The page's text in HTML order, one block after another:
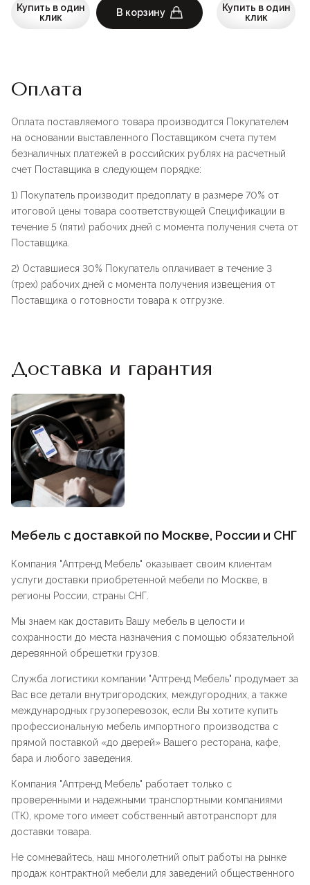
Купить в один
клик
В корзину
Купить в один
клик
Оплата
Оплата поставляемого товара производится Покупателем
на основании выставленного Поставщиком счета путем
безналичных платежей в российских рублях на расчетный
счет Поставщика в следующем порядке:
1) Покупатель производит предоплату в размере 70% от
итоговой цены товара соответствующей Спецификации в
течение 5 (пяти) рабочих дней с момента получения счета от
Поставщика.
2) Оставшиеся 30% Покупатель оплачивает в течение 3
(трех) рабочих дней с момента получения извещения от
Поставщика о готовности товара к отгрузке.
Доставка и гарантия
Мебель с доставкой по Москве, России и СНГ
Компания "Аптренд Мебель" оказывает своим клиентам
услуги доставки приобретенной мебели по Москве, в
регионы России, страны СНГ.
Мы знаем как доставить Вашу мебель в целости и
сохранности до места назначения с помощью обязательной
деревянной обрешетки грузов.
Служба логистики компании "Аптренд Мебель" продумает за
Вас все детали внутригородских, междугородних, а также
международных грузоперевозок, если Вы хотите купить
профессиональную мебель импортного производства с
прямой поставкой «до дверей» Вашего ресторана, кафе,
бара и любого заведения.
Компания "Аптренд Мебель" работает только с
проверенными и надежными транспортными компаниями
(ТК), кроме того имеет собственный автотранспорт для
доставки товара.
Не сомневайтесь, наш многолетний опыт работы на рынке
продаж контрактной мебели для заведений общественного